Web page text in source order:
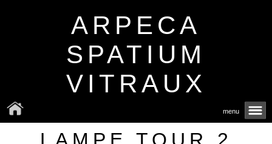
ARPECA
SPATIUM
VITRAUX
menu